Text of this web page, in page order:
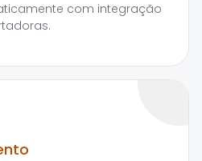
com integração